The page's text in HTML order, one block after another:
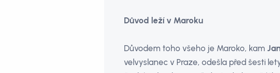
Důvod leží v Maroku
Důvodem toho všeho je Maroko, kam
velvyslanec v Praze, odešla před šesti